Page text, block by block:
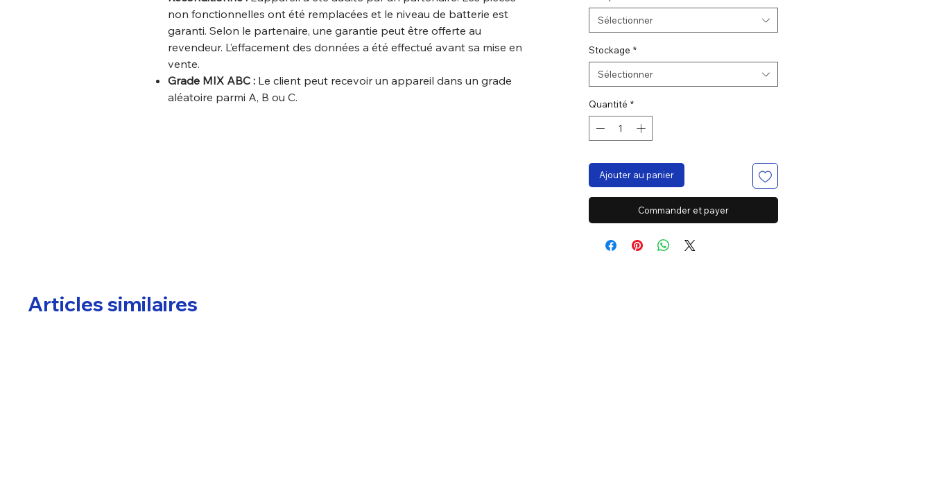
non fonctionnelles ont été remplacées et le niveau de batterie est
garanti. Selon le partenaire, une garantie peut être offerte au
revendeur. L’effacement des données a été effectué avant sa mise en
vente.
Grade MIX ABC : Le client peut recevoir un appareil dans un grade
aléatoire parmi A, B ou C.
Sélectionner
Stockage *
Sélectionner
Quantité *
Ajouter au panier
Commander et payer
Articles similaires